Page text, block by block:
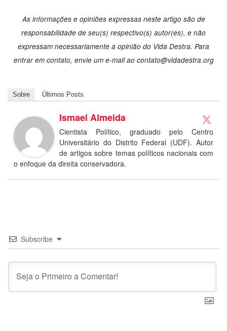
As informações e opiniões expressas neste artigo são de
responsabilidade de seu(s) respectivo(s) autor(es), e não
expressam necessariamente a opinião do Vida Destra. Para
entrar em contato, envie um e-mail ao contato@vidadestra.org
Sobre Últimos Posts
Ismael Almeida
Cientista Político, graduado pelo Centro
Universitário do Distrito Federal (UDF). Autor
de artigos sobre temas políticos nacionais com
o enfoque da direita conservadora.
Subscribe